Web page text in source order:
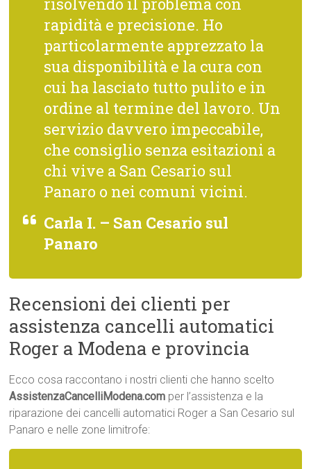
rapidità e precisione. Ho
particolarmente apprezzato la
sua disponibilità e la cura con
cui ha lasciato tutto pulito e in
ordine al termine del lavoro. Un
servizio davvero impeccabile,
che consiglio senza esitazioni a
chi vive a San Cesario sul
Panaro o nei comuni vicini.
Carla I. – San Cesario sul
Panaro
Recensioni dei clienti per
assistenza cancelli automatici
Roger a Modena e provincia
Ecco cosa raccontano i nostri clienti che hanno scelto
AssistenzaCancelliModena.com per l’assistenza e la
riparazione dei cancelli automatici Roger a San Cesario sul
Panaro e nelle zone limitrofe: